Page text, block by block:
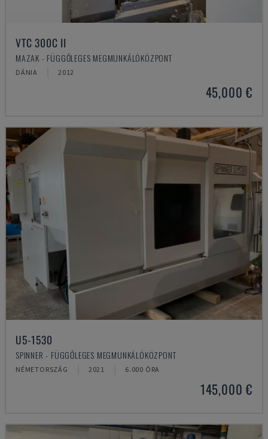
VTC 300C II
MAZAK - FÜGGŐLEGES MEGMUNKÁLÓKÖZPONT
DÁNIA 2012
45,000 €
U5-1530
SPINNER - FÜGGŐLEGES MEGMUNKÁLÓKÖZPONT
NÉMETORSZÁG 2021 6.000 ÓRA
145,000 €